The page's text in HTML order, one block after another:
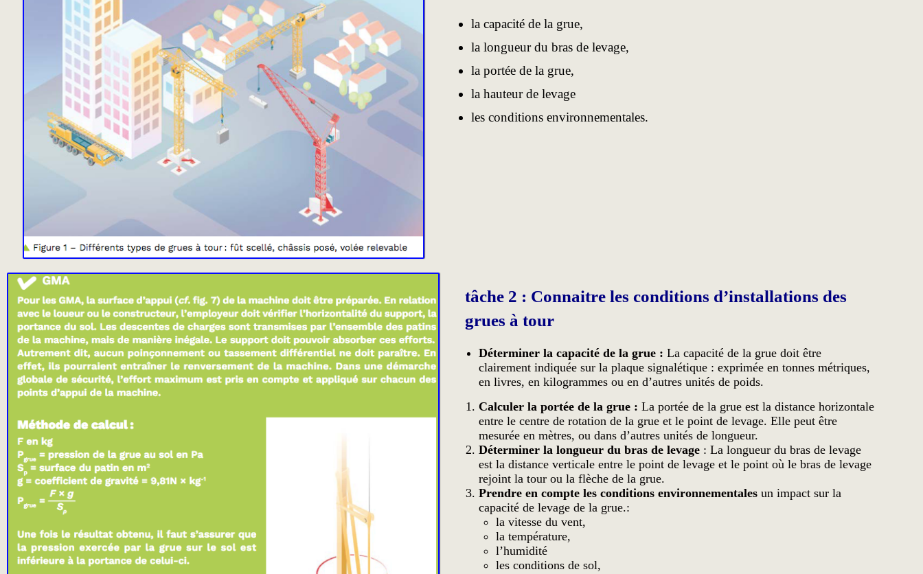
la capacité de la grue,
la longueur du bras de levage,
la portée de la grue,
la hauteur de levage
les conditions environnementales.
tâche 2 : Connaitre les conditions d’installations des
grues à tour
Déterminer la capacité de la grue : La capacité de la grue doit être
clairement indiquée sur la plaque signalétique : exprimée en tonnes métriques,
en livres, en kilogrammes ou en d’autres unités de poids.
Calculer la portée de la grue : La portée de la grue est la distance horizontale
entre le centre de rotation de la grue et le point de levage. Elle peut être
mesurée en mètres, ou dans d’autres unités de longueur.
Déterminer la longueur du bras de levage : La longueur du bras de levage
est la distance verticale entre le point de levage et le point où le bras de levage
rejoint la tour ou la flèche de la grue.
Prendre en compte les conditions environnementales un impact sur la
capacité de levage de la grue.:
la vitesse du vent,
la température,
l’humidité
les conditions de sol,